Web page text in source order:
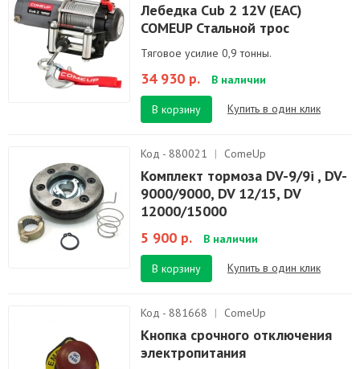
Лебедка Cub 2 12V (EAC)
COMEUP Стальной трос
Тяговое усилие 0,9 тонны.
34 930 р. В наличии
В корзину Купить в один клик
Код - 880021 | ComeUp
Комплект тормоза DV-9/9i , DV-
9000/9000, DV 12/15, DV
12000/15000
5 900 р.
В наличии
В корзину Купить в один клик
Код - 881668 | ComeUp
Кнопка срочного отключения
электропитания